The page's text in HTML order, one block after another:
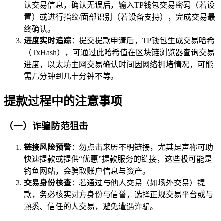
认交易信息，确认无误后，输入TP钱包交易密码（若设
置）或进行指纹/面部识别（若设备支持），完成交易最
终确认。
进度实时追踪：提交提款申请后，TP钱包生成交易哈希
（TxHash），可通过此哈希值在区块链浏览器查询交易
进度，以太坊主网交易确认时间因网络拥堵情况，可能
需几分钟到几十分钟不等。
提款过程中的注意事项
（一）诈骗防范狙击
链接风险预警：勿点击来历不明链接，尤其是声称可助
快速提款或提供“优惠”提款服务的链接，这些极可能是
钓鱼网站，会骗取账户信息与资产。
交易身份核查：若通过与他人交易（如场外交易）提
款，务必核实对方身份与信誉，选择正规交易平台或与
熟悉、信任的人交易，避免遭遇诈骗。